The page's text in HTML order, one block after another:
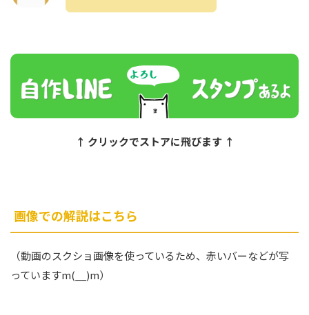
↑ クリックでストアに飛びます ↑
画像での解説はこちら
（動画のスクショ画像を使っているため、赤いバーなどが写
っていますm(__)m）